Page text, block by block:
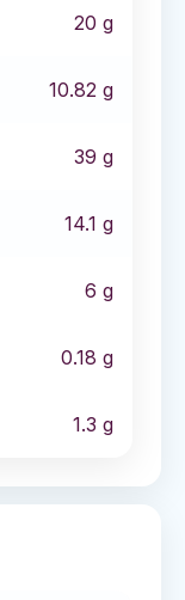
20 g
10.82 g
39 g
14.1 g
6 g
0.18 g
1.3 g